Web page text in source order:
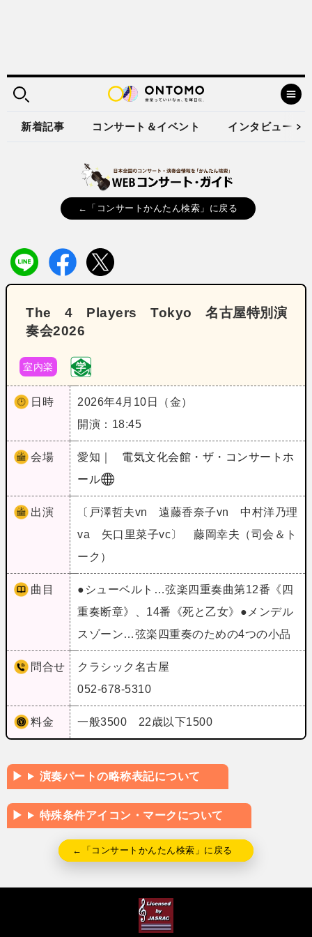
新着記事 コンサート＆イベント インタビュー
←「コンサートかんたん検索」に戻る
The 4 Players Tokyo 名古屋特別演
奏会2026
室内楽
日時
2026年4月10日（金）
開演：18:45
会場 愛知｜
電気文化会館・ザ・コンサートホ
ール
出演
〔戸澤哲夫vn 遠藤香奈子vn 中村洋乃理
va 矢口里菜子vc〕 藤岡幸夫（司会＆ト
ーク）
曲目
●シューベルト…弦楽四重奏曲第12番《四
重奏断章》、14番《死と乙女》●メンデル
スゾーン…弦楽四重奏のための4つの小品
問合せ
クラシック名古屋
052-678-5310
料金 一般3500 22歳以下1500
演奏パートの略称表記について
特殊条件アイコン・マークについて
←「コンサートかんたん検索」に戻る